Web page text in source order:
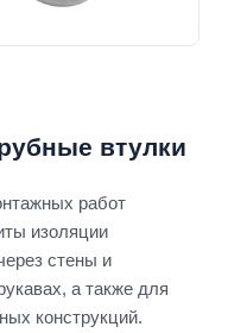
втулки
работ
изоляции
стены и
а также для
конструкций.